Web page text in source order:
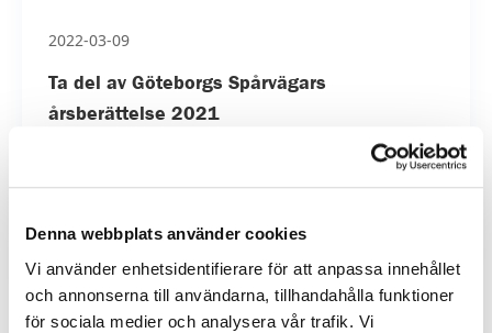
Denna webbplats använder cookies
Vi använder enhetsidentifierare för att anpassa innehållet
och annonserna till användarna, tillhandahålla funktioner
för sociala medier och analysera vår trafik. Vi
2022-03-09
Ta del av Göteborgs Spårvägars
årsberättelse 2021
Hur många kilometer körde spårvagnarna i Göteborg
och Mölndal 2021? Vem fick kulturpriset och hur
�...